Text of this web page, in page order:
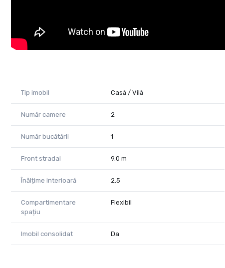
Tip imobil Casă / Vilă
Număr camere 2
Număr bucătării 1
Front stradal 9.0 m
Înălțime interioară 2.5
Compartimentare
spațiu
Flexibil
Imobil consolidat Da